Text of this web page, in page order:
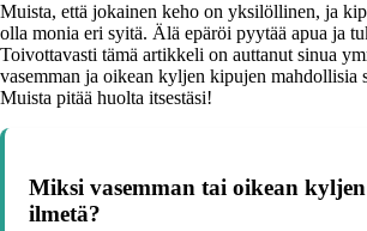
Muista, että jokainen keho on yksilöllinen, ja
olla monia eri syitä. Älä epäröi pyytää apua ja
Toivottavasti tämä artikkeli on auttanut sinua
vasemman ja oikean kyljen kipujen mahdollisia
Muista pitää huolta itsestäsi!
Miksi vasemman tai oikean
ilmetä?